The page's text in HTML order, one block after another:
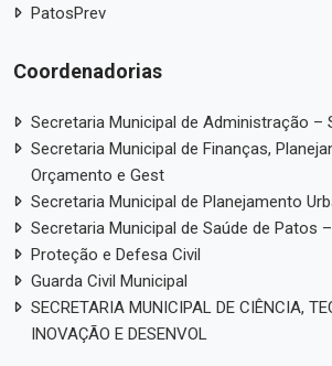
PatosPrev
Coordenadorias
Secretaria Municipal de Administração –
Secretaria Municipal de Finanças,
Orçamento e Gest
Secretaria Municipal de Planejamento
Secretaria Municipal de Saúde de Patos –
Proteção e Defesa Civil
Guarda Civil Municipal
SECRETARIA MUNICIPAL DE CIÊNCIA,
INOVAÇÃO E DESENVOL